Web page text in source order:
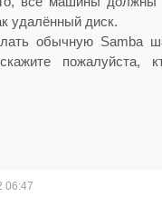
удалённый диск.
обычную Samba
пожалуйста,
06:47